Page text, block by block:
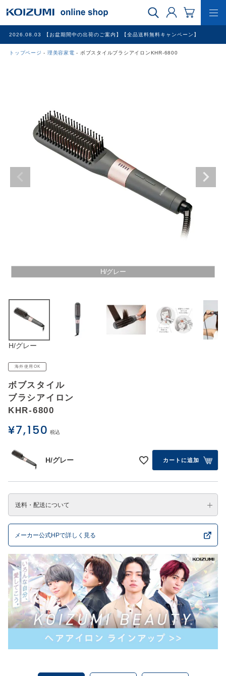
2026.08.03 【お盆期間中の出荷のご案内】【全品送料無料キャンペーン】
トップページ 理美容家電 ボブスタイルブラシアイロンKHR-6800
調理家電
冷暖房家電
ブログ
ログイン
H/グレー
H/グレー
海外使用OK
ボブスタイル
ブラシアイロン
KHR-6800
¥7,150 税込
H/グレー カートに追加
送料・配送について
メーカー公式HPで詳しく見る